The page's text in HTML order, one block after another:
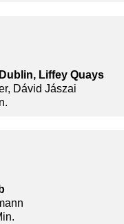
Liffey Quays
Dávid Jászai